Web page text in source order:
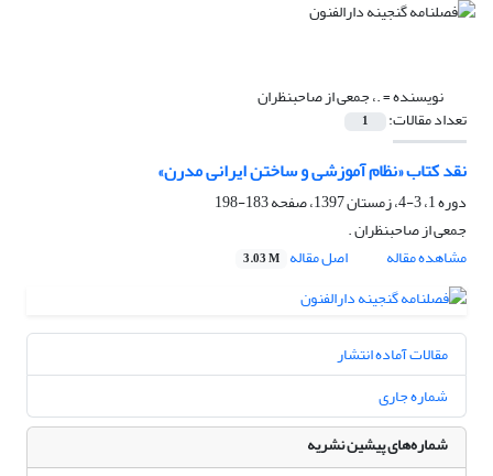
نویسنده =.، جمعی از صاحبنظران
تعداد مقالات: 1
نقد کتاب «نظام آموزشی و ساختن ایرانی مدرن»
دوره 1، 3-4، زمستان 1397، صفحه
183-198
جمعی از صاحبنظران .
مشاهده مقاله
اصل مقاله 3.03 M
مقالات آماده انتشار
شماره جاری
شماره‌های پیشین نشریه